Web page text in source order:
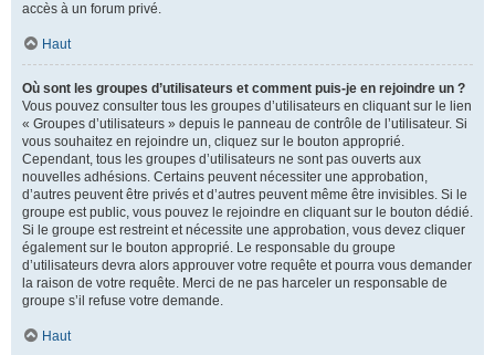
accès à un forum privé.
Haut
Où sont les groupes d’utilisateurs et comment puis-je en rejoindre un ?
Vous pouvez consulter tous les groupes d’utilisateurs en cliquant sur le lien
« Groupes d’utilisateurs » depuis le panneau de contrôle de l’utilisateur. Si
vous souhaitez en rejoindre un, cliquez sur le bouton approprié.
Cependant, tous les groupes d’utilisateurs ne sont pas ouverts aux
nouvelles adhésions. Certains peuvent nécessiter une approbation,
d’autres peuvent être privés et d’autres peuvent même être invisibles. Si le
groupe est public, vous pouvez le rejoindre en cliquant sur le bouton dédié.
Si le groupe est restreint et nécessite une approbation, vous devez cliquer
également sur le bouton approprié. Le responsable du groupe
d’utilisateurs devra alors approuver votre requête et pourra vous demander
la raison de votre requête. Merci de ne pas harceler un responsable de
groupe s’il refuse votre demande.
Haut